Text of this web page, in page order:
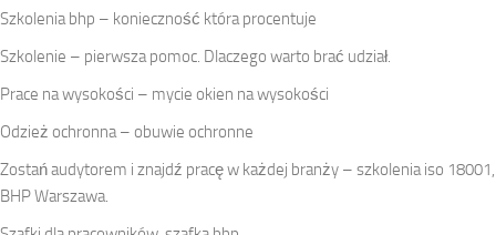
Szkolenia bhp – konieczność która procentuje
Szkolenie – pierwsza pomoc. Dlaczego warto brać udział.
Prace na wysokości – mycie okien na wysokości
Odzież ochronna – obuwie ochronne
Zostań audytorem i znajdź pracę w każdej branży – szkolenia iso 18001,
BHP Warszawa.